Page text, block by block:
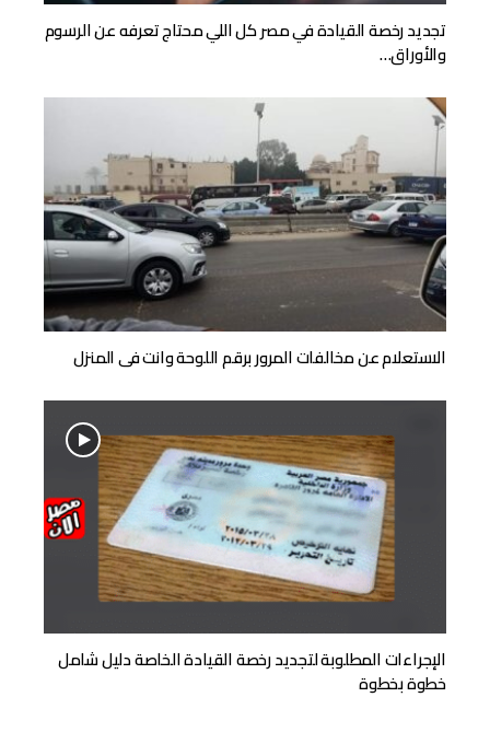
تجديد رخصة القيادة في مصر كل اللي محتاج تعرفه عن الرسوم
والأوراق…
الاستعلام عن مخالفات المرور برقم اللوحة وانت فى المنزل
الإجراءات المطلوبة لتجديد رخصة القيادة الخاصة دليل شامل
خطوة بخطوة